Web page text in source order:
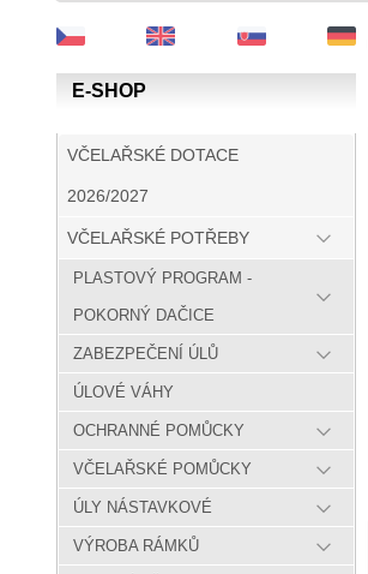
E-SHOP
VČELAŘSKÉ DOTACE
2026/2027
VČELAŘSKÉ POTŘEBY
PLASTOVÝ PROGRAM -
POKORNÝ DAČICE
ZABEZPEČENÍ ÚLŮ
ÚLOVÉ VÁHY
OCHRANNÉ POMŮCKY
VČELAŘSKÉ POMŮCKY
ÚLY NÁSTAVKOVÉ
VÝROBA RÁMKŮ